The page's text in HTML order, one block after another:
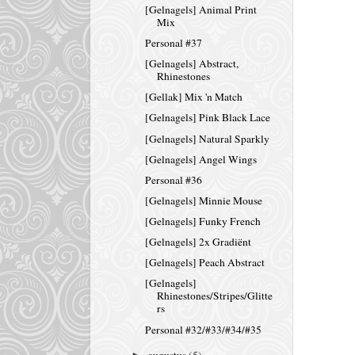
[Gelnagels] Animal Print
Mix
Personal #37
[Gelnagels] Abstract,
Rhinestones
[Gellak] Mix 'n Match
[Gelnagels] Pink Black Lace
[Gelnagels] Natural Sparkly
[Gelnagels] Angel Wings
Personal #36
[Gelnagels] Minnie Mouse
[Gelnagels] Funky French
[Gelnagels] 2x Gradiënt
[Gelnagels] Peach Abstract
[Gelnagels]
Rhinestones/Stripes/Glitte
rs
Personal #32/#33/#34/#35